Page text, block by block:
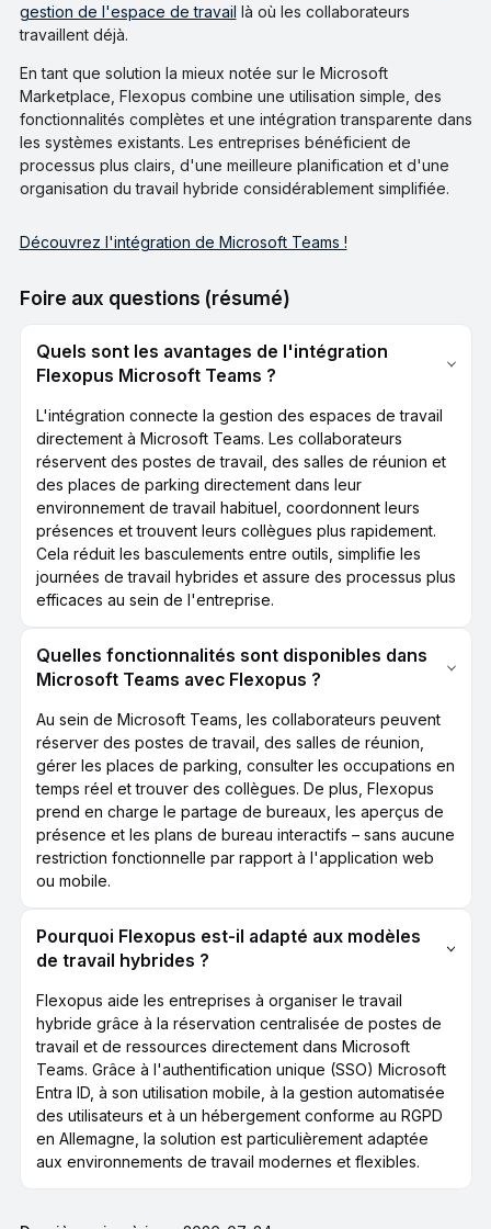
gestion de l'espace de travail là où les collaborateurs
travaillent déjà.
En tant que solution la mieux notée sur le Microsoft
Marketplace, Flexopus combine une utilisation simple, des
fonctionnalités complètes et une intégration transparente dans
les systèmes existants. Les entreprises bénéficient de
processus plus clairs, d'une meilleure planification et d'une
organisation du travail hybride considérablement simplifiée.
Découvrez l'intégration de Microsoft Teams !
Foire aux questions (résumé)
Quels sont les avantages de l'intégration
Flexopus Microsoft Teams ?
L'intégration connecte la gestion des espaces de travail
directement à Microsoft Teams. Les collaborateurs
réservent des postes de travail, des salles de réunion et
des places de parking directement dans leur
environnement de travail habituel, coordonnent leurs
présences et trouvent leurs collègues plus rapidement.
Cela réduit les basculements entre outils, simplifie les
journées de travail hybrides et assure des processus plus
efficaces au sein de l'entreprise.
Quelles fonctionnalités sont disponibles dans
Microsoft Teams avec Flexopus ?
Au sein de Microsoft Teams, les collaborateurs peuvent
réserver des postes de travail, des salles de réunion,
gérer les places de parking, consulter les occupations en
temps réel et trouver des collègues. De plus, Flexopus
prend en charge le partage de bureaux, les aperçus de
présence et les plans de bureau interactifs – sans aucune
restriction fonctionnelle par rapport à l'application web
ou mobile.
Pourquoi Flexopus est-il adapté aux modèles
de travail hybrides ?
Flexopus aide les entreprises à organiser le travail
hybride grâce à la réservation centralisée de postes de
travail et de ressources directement dans Microsoft
Teams. Grâce à l'authentification unique (SSO) Microsoft
Entra ID, à son utilisation mobile, à la gestion automatisée
des utilisateurs et à un hébergement conforme au RGPD
en Allemagne, la solution est particulièrement adaptée
aux environnements de travail modernes et flexibles.